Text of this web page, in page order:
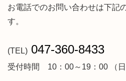
お電話でのお問い合わせは下記
す。
(TEL) 047-360-8433
受付時間 10：00～19：00 （日